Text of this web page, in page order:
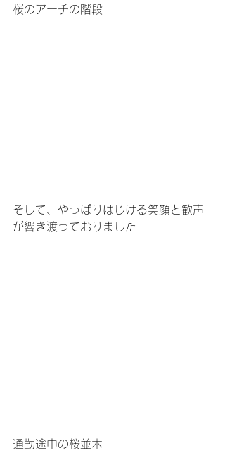
桜のアーチの階段
そして、やっぱりはじける笑顔と歓声
が響き渡っておりました
通勤途中の桜並木